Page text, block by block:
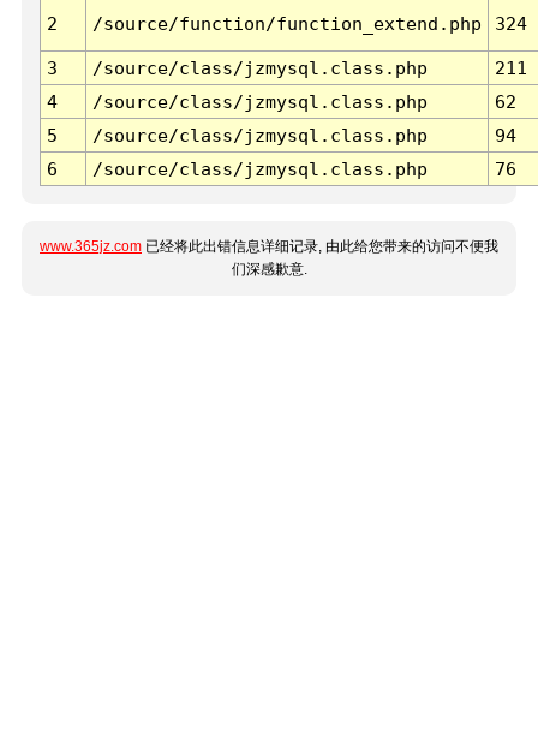
2 /source/function/function_extend.php 324
3 /source/class/jzmysql.class.php
211
4
/source/class/jzmysql.class.php
62
5
/source/class/jzmysql.class.php
94
6
/source/class/jzmysql.class.php 76
www.365jz.com 已经将此出错信息详细记录, 由此给您带来的访问不便我
们深感歉意.